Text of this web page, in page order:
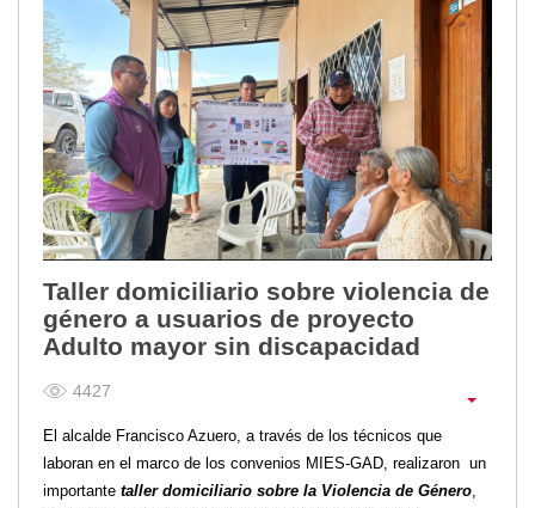
Taller domiciliario sobre violencia de
género a usuarios de proyecto
Adulto mayor sin discapacidad
4427
El alcalde Francisco Azuero, a través de los técnicos que
laboran en el marco de los convenios MIES-GAD, realizaron un
importante taller domiciliario sobre la Violencia de Género,